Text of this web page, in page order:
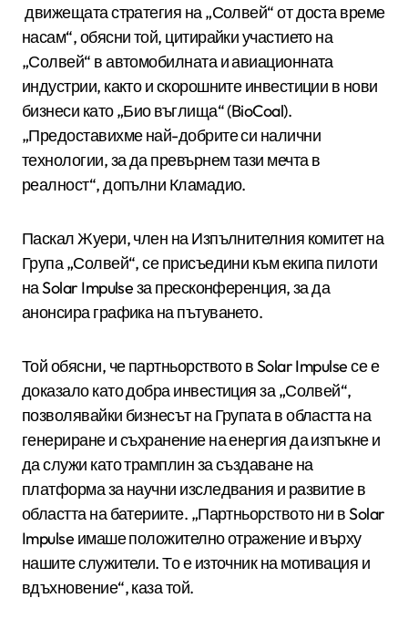
движещата стратегия на „Солвей“ от доста време
насам“, обясни той, цитирайки участието на
„Солвей“ в автомобилната и авиационната
индустрии, както и скорошните инвестиции в нови
бизнеси като „Био въглища“ (BioCoal).
„Предоставихме най-добрите си налични
технологии, за да превърнем тази мечта в
реалност“, допълни Кламадио.
Паскал Жуери, член на Изпълнителния комитет на
Група „Солвей“, се присъедини към екипа пилоти
на Solar Impulse за пресконференция, за да
анонсира графика на пътуването.
Той обясни, че партньорството в Solar Impulse се е
доказало като добра инвестиция за „Солвей“,
позволявайки бизнесът на Групата в областта на
генериране и съхранение на енергия да изпъкне и
да служи като трамплин за създаване на
платформа за научни изследвания и развитие в
областта на батериите. „Партньорството ни в Solar
Impulse имаше положително отражение и върху
нашите служители. То е източник на мотивация и
вдъхновение“, каза той.